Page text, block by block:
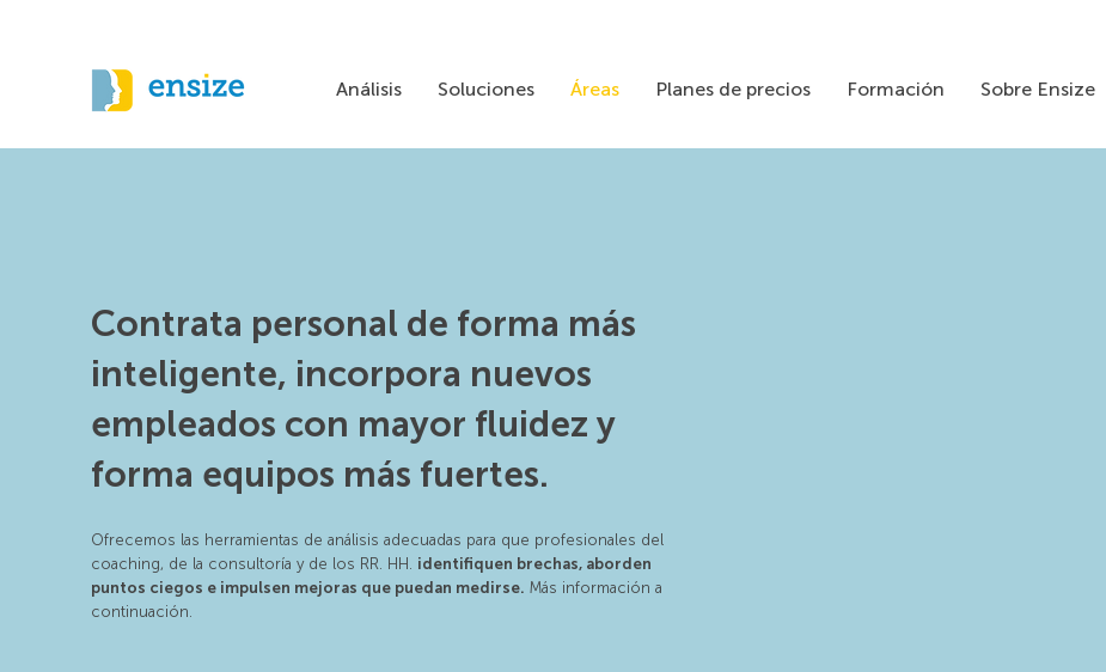
Análisis Soluciones Áreas Planes de precios Formación Sobre Ensize
​Contrata personal de forma más
inteligente, incorpora nuevos
empleados con mayor fluidez y
forma equipos más fuertes.
Ofrecemos las herramientas de análisis adecuadas para que profesionales del
coaching, de la consultoría y de los RR. HH. identifiquen brechas, aborden
puntos ciegos e impulsen mejoras que puedan medirse. Más información a
continuación.